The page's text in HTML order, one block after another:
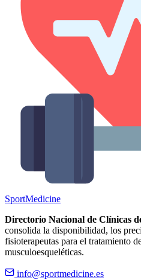
SportMedicine
Directorio Nacional de Clínicas
consolida la disponibilidad, los
fisioterapeutas para el tratamiento
musculoesqueléticas.
info@sportmedicine.es